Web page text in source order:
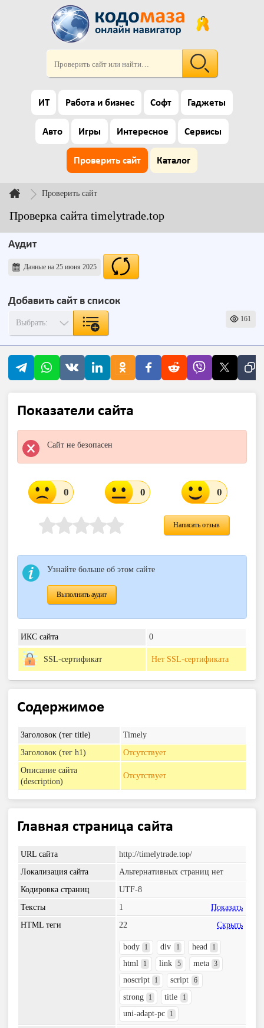
ИТ Работа и бизнес Софт Гаджеты
Авто Игры Интересное Сервисы
Проверить сайт Каталог
Проверить сайт
Проверка сайта timelytrade.top
Аудит
Данные на 25 июня 2025
Добавить сайт в список
161
Показатели сайта
Сайт не безопасен
0 0 0
Написать отзыв
Узнайте больше об этом сайте
Выполнить аудит
ИКС сайта 0
SSL-сертификат Нет SSL-сертификата
Содержимое
Заголовок (тег title)
Timely
Заголовок (тег h1)
Отсутствует
Описание сайта
(description)
Отсутствует
Главная страница сайта
URL сайта
http://timelytrade.top/
Локализация сайта
Альтернативных страниц нет
Кодировка страниц
UTF-8
Тексты
1
Показать
HTML теги
22 Скрыть
body 1 div 1 head 1
html 1 link 5 meta 3
noscript 1 script 6
strong 1 title 1
uni-adapt-pc 1